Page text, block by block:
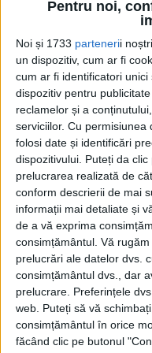
Pentru noi,
Noi și 1733 partenerii
un dispozitiv, cum ar fi
cum ar fi identificatori
dispozitiv pentru
reclamelor și a
serviciilor. Cu permisiunea
folosi date și identificări
dispozitivului. Puteți da
prelucrarea realizată de
conform descrierii de mai
informații mai detaliate și
de a vă exprima
consimțământul. Vă
prelucrări ale datelor dvs.
consimțământul dvs., dar
prelucrare. Preferințele
web. Puteți să vă
consimțământul în orice
făcând clic pe butonul
portavion a descoperit
Marina americană a
bacteria E.
Cea mai mare revistă
Media KIT
PORTOFOLIU